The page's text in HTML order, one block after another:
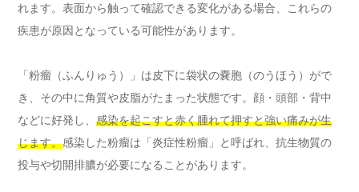
れます。表面から触って確認できる変化がある場合、これらの
疾患が原因となっている可能性があります。
「粉瘤（ふんりゅう）」は皮下に袋状の嚢胞（のうほう）がで
き、その中に角質や皮脂がたまった状態です。顔・頭部・背中
などに好発し、 感染を起こすと赤く腫れて押すと強い痛みが生
じます。感染した粉瘤は「炎症性粉瘤」と呼ばれ、抗生物質の
投与や切開排膿が必要になることがあります。